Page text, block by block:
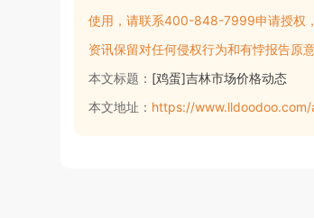
使用，请联系400-848-7999申请授权
资讯保留对任何侵权行为和有悖报告原
本文标题： [鸡蛋]吉林市场价格动态
本文地址： https://